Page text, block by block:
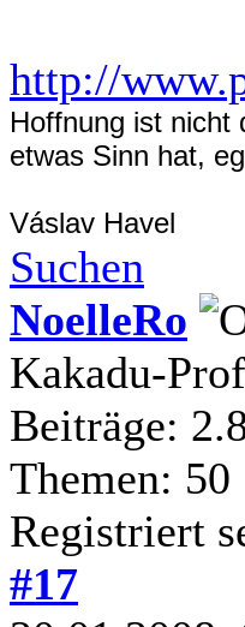
http://
Hoffnung ist nicht
etwas Sinn hat,
Váslav Havel
Suchen
NoelleRo
Kakadu-
Beiträge:
Themen: 50
Registriert
#17